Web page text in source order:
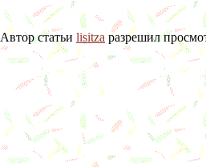
Автор статьи lisitza разрешил